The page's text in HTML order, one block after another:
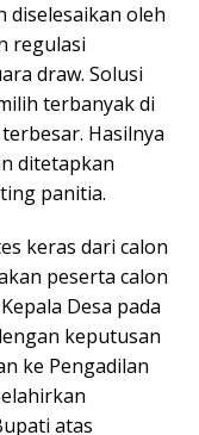
diselesaikan oleh
regulasi
draw. Solusi
terbanyak di
Hasilnya
ditetapkan
panitia.
keras dari calon
peserta calon
Desa pada
keputusan
ke Pengadilan
atas